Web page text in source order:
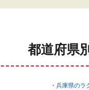
都道府県
兵庫県のラ